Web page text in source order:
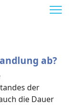
ab?
der
die Dauer